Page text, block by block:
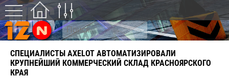
СПЕЦИАЛИСТЫ AXELOT АВТОМАТИЗИРОВАЛИ
КРУПНЕЙШИЙ КОММЕРЧЕСКИЙ СКЛАД КРАСНОЯРСКОГО
КРАЯ